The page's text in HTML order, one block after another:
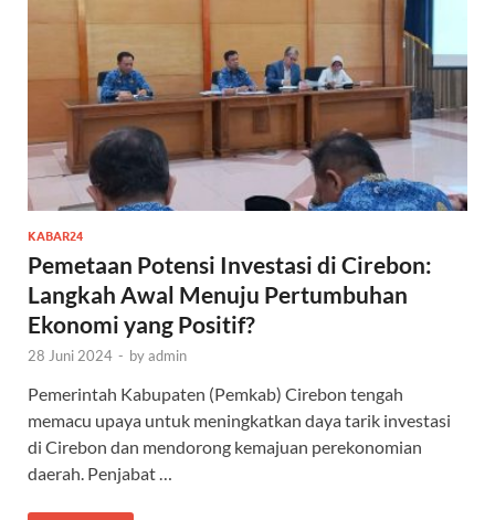
KABAR24
Pemetaan Potensi Investasi di Cirebon:
Langkah Awal Menuju Pertumbuhan
Ekonomi yang Positif?
28 Juni 2024 - byadmin
Pemerintah Kabupaten (Pemkab) Cirebon tengah
memacu upaya untuk meningkatkan daya tarik investasi
di Cirebon dan mendorong kemajuan perekonomian
daerah. Penjabat …